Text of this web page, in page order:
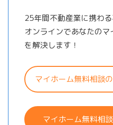
25年間不動産業に携わ
オンラインであなたの
を解決します！
マイホーム無料相談
マイホーム無料相